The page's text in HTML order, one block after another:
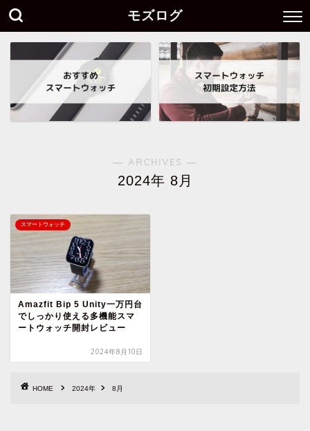
モズログ
― ARCHIVES ―
2024年 8月
スマートウォッチ
Amazfit Bip 5 Unity一万円台
でしっかり使える多機能スマ
ートウォッチ開封レビュー
2024年8月10日
HOME 2024年 8月